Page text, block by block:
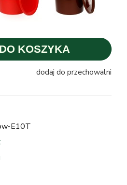
DO KOSZYKA
dodaj do przechowalni
E10T